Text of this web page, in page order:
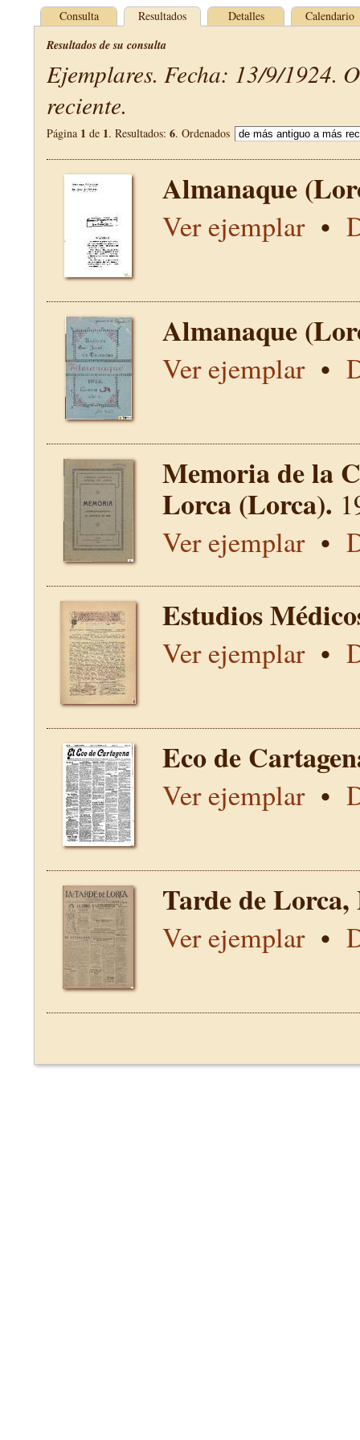
Consulta Resultados Detalles Calendario
Resultados de su consulta
Ejemplares. Fecha: 13/9/1924.
reciente.
Página 1 de 1. Resultados: 6. Ordenados
Almanaque
Ver ejemplar•
Almanaque
Ver ejemplar•
Memoria de la
Lorca (Lorca).
Ver ejemplar•
Estudios
Ver ejemplar•
Eco de
Ver ejemplar•
Tarde de
Ver ejemplar•